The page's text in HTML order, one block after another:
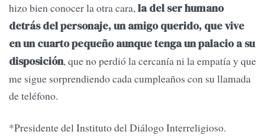
hizo bien conocer la otra cara,la del ser humano
detrás del personaje, un amigo querido, que vive
en un cuarto pequeño aunque tenga un palacio a su
disposición, que no perdió la cercanía ni la empatía y que
me sigue sorprendiendo cada cumpleaños con su llamada
de teléfono.
*Presidente del Instituto del Diálogo Interreligioso.